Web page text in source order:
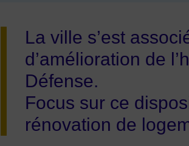
La ville s’est
d’amélioration de
Défense.
Focus sur ce
rénovation de